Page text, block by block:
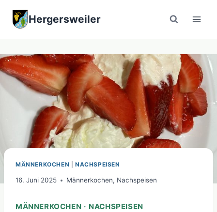
Inhalt
Hergersweiler
MÄNNERKOCHEN NACHSPEISEN
16. Juni 2025 Männerkochen, Nachspeisen
MÄNNERKOCHEN · NACHSPEISEN